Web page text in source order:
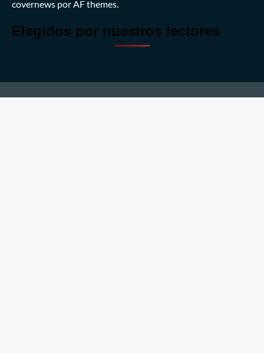
covernews por AF themes.
Elegidos por nuestros lectores